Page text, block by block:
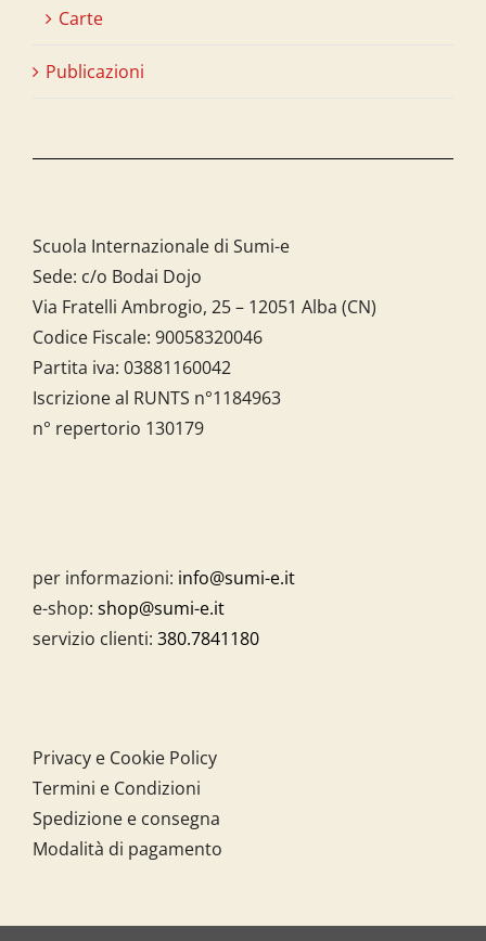
Carte
Publicazioni
Scuola Internazionale di Sumi-e
Sede: c/o Bodai Dojo
Via Fratelli Ambrogio, 25 – 12051 Alba (CN)
Codice Fiscale: 90058320046
Partita iva: 03881160042
Iscrizione al RUNTS n°1184963
n° repertorio 130179
per informazioni: info@sumi-e.it
e-shop: shop@sumi-e.it
servizio clienti: 380.7841180
Privacy e Cookie Policy
Termini e Condizioni
Spedizione e consegna
Modalità di pagamento